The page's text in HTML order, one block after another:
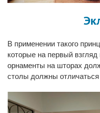
В применении такого
которые на первый
орнаменты на шторах
столы должны отличаться